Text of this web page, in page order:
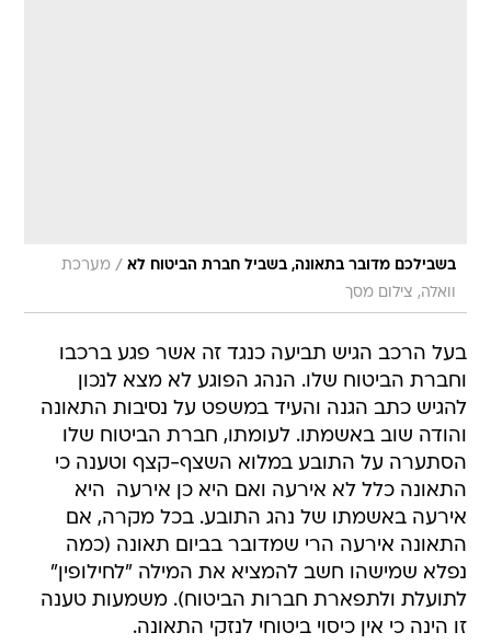
בשבילכם מדובר בתאונה, בשביל חברת הביטוח לא / מערכת
וואלה, צילום מסך
בעל הרכב הגיש תביעה כנגד זה אשר פגע ברכבו
וחברת הביטוח שלו. הנהג הפוגע לא מצא לנכון
להגיש כתב הגנה והעיד במשפט על נסיבות התאונה
והודה שוב באשמתו. לעומתו, חברת הביטוח שלו
הסתערה על התובע במלוא השצף-קצף וטענה כי
התאונה כלל לא אירעה ואם היא כן אירעה  היא
אירעה באשמתו של נהג התובע. בכל מקרה, אם
התאונה אירעה הרי שמדובר בביום תאונה (כמה
נפלא שמישהו חשב להמציא את המילה "לחילופין"
לתועלת ולתפארת חברות הביטוח). משמעות טענה
זו הינה כי אין כיסוי ביטוחי לנזקי התאונה.